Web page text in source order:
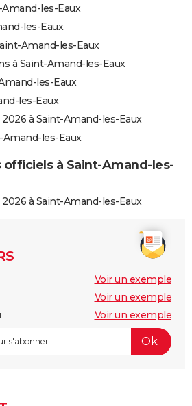
les-Eaux
les-Eaux
Amand-les-Eaux
à Saint-Amand-les-Eaux
les-Eaux
les-Eaux
à Saint-Amand-les-Eaux
les-Eaux
à Saint-Amand-les-
à Saint-Amand-les-Eaux
Voir un exemple
Voir un exemple
Voir un exemple